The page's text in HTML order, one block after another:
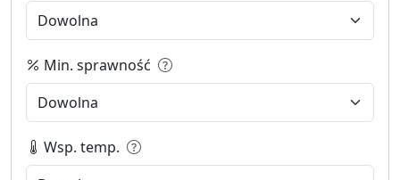
Min. sprawność
Wsp. temp.